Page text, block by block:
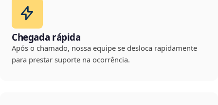
Chegada rápida
Após o chamado, nossa equipe se desloca rapidamente
para prestar suporte na ocorrência.